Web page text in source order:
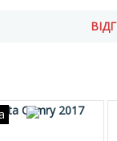
Camry 2017